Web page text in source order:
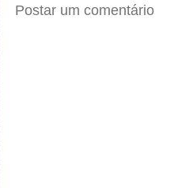
Postar um comentário